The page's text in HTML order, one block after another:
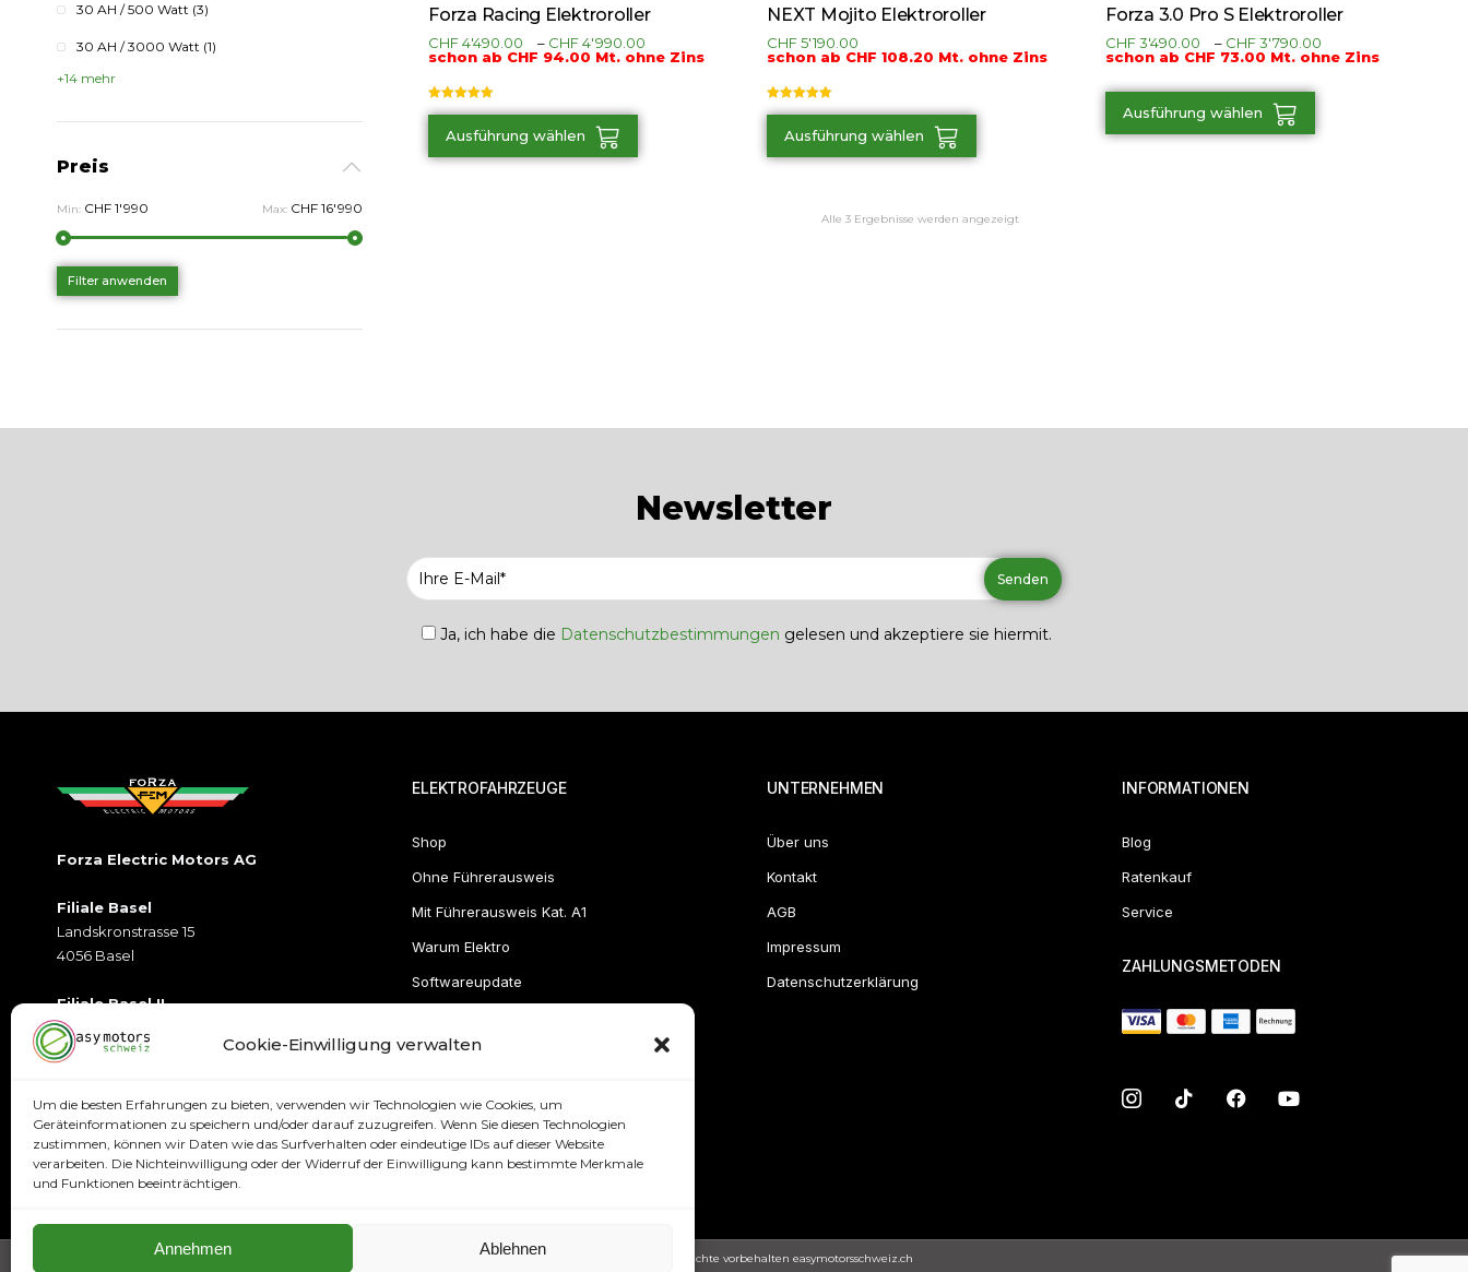
Cookie-Einwilligung verwalten
Um die besten Erfahrungen zu bieten, verwenden wir Technologien wie Cookies, um
Geräteinformationen zu speichern und/oder darauf zuzugreifen. Wenn Sie diesen Technologien
zustimmen, können wir Daten wie das Surfverhalten oder eindeutige IDs auf dieser Website
verarbeiten. Die Nichteinwilligung oder der Widerruf der Einwilligung kann bestimmte Merkmale
und Funktionen beeinträchtigen.
Annehmen Ablehnen
30 AH / 500 Watt (3)
30 AH / 3000 Watt (1)
+14 mehr
Preis
Min: CHF 1'990 Max: CHF 16'990
Filter anwenden
Forza Racing Elektroroller
CHF4'490.00 – CHF4'990.00
schon ab CHF 94.00 Mt. ohne Zins
Bewertet mit
Ausführung wählen
NEXT Mojito Elektroroller
CHF5'190.00
schon ab CHF 108.20 Mt. ohne Zins
Bewertet mit
Ausführung wählen
Forza 3.0 Pro S Elektroroller
CHF3'490.00 – CHF3'790.00
schon ab CHF 73.00 Mt. ohne Zins
Ausführung wählen
Alle 3 Ergebnisse werden angezeigt
Newsletter
Ja, ich habe die Datenschutzbestimmungen gelesen und akzeptiere sie hiermit.
Forza Electric Motors AG
Filiale Basel
Landskronstrasse 15
4056 Basel
Filiale Basel II
Münchensteinerstrasse 2
4052Basel
T:+41 79 395 77 77
E:info@easymotorsschweiz.ch
ELEKTROFAHRZEUGE
Shop
Ohne Führerausweis
Mit Führerausweis Kat. A1
Warum Elektro
Softwareupdate
UNTERNEHMEN
Über uns
Kontakt
AGB
Impressum
Datenschutzerklärung
INFORMATIONEN
Blog
Ratenkauf
Service
ZAHLUNGSMETODEN
Copyright © 2024. Alle Rechte vorbehalten easymotorsschweiz.ch